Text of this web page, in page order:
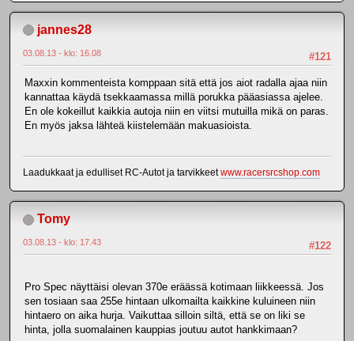
jannes28
#121
03.08.13 - klo: 16.08
Maxxin kommenteista komppaan sitä että jos aiot radalla ajaa niin
kannattaa käydä tsekkaamassa millä porukka pääasiassa ajelee.
En ole kokeillut kaikkia autoja niin en viitsi mutuilla mikä on paras.
En myös jaksa lähteä kiistelemään makuasioista.
Laadukkaat ja edulliset RC-Autot ja tarvikkeetwww.racersrcshop.com
Tomy
#122
03.08.13 - klo: 17.43
Pro Spec näyttäisi olevan 370e eräässä kotimaan liikkeessä. Jos
sen tosiaan saa 255e hintaan ulkomailta kaikkine kuluineen niin
hintaero on aika hurja. Vaikuttaa silloin siltä, että se on liki se
hinta, jolla suomalainen kauppias joutuu autot hankkimaan?